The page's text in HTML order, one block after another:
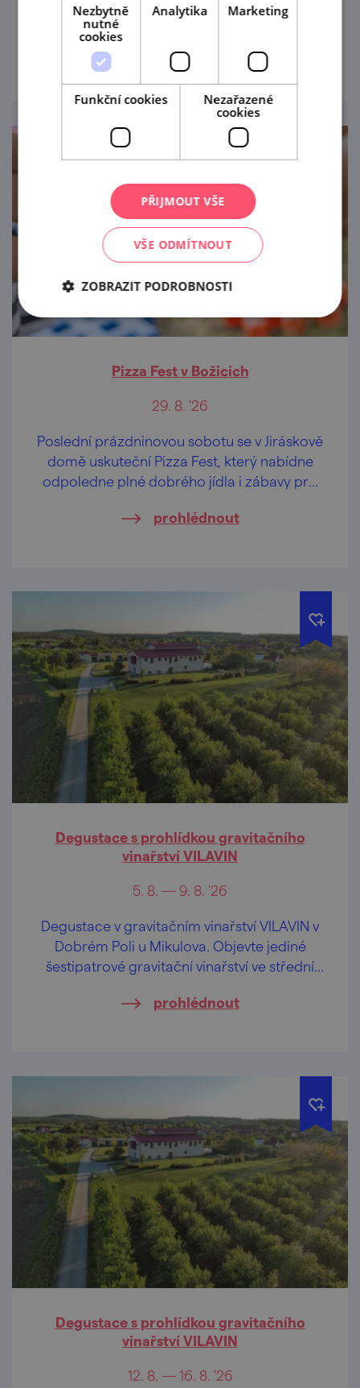
srpnovou sobotu.
prohlédnout
Pizza Fest v Božicích
29. 8. '26
Poslední prázdninovou sobotu se v Jiráskově
domě uskuteční Pizza Fest, který nabídne
odpoledne plné dobrého jídla i zábavy pro
prohlédnout
Degustace s prohlídkou gravitačního
vinařství VILAVIN
5. 8. — 9. 8. '26
Degustace v gravitačním vinařství VILAVIN v
Dobrém Poli u Mikulova. Objevte jediné
šestipatrové gravitační vinařství ve střední
prohlédnout
Degustace s prohlídkou gravitačního
vinařství VILAVIN
12. 8. — 16. 8. '26
Nezbytně
nutné
cookies
Analytika Marketing
Funkční cookies
Nezařazené
cookies
PŘIJMOUT VŠE
VŠE ODMÍTNOUT
ZOBRAZIT PODROBNOSTI